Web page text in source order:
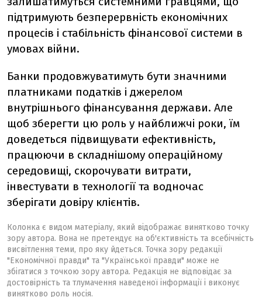
підтримують безперервність економічних
процесів і стабільність фінансової системи в
умовах війни.
Банки продовжуватимуть бути значними
платниками податків і джерелом
внутрішнього фінансування держави. Але
щоб зберегти цю роль у найближчі роки, їм
доведеться підвищувати ефективність,
працюючи в складнішому операційному
середовищі, скорочувати витрати,
інвестувати в технології та водночас
зберігати довіру клієнтів.
Колонка є видом матеріалу, який відображає винятково точку
зору автора. Вона не претендує на об'єктивність та всебічність
висвітлення теми, про яку йдеться. Точка зору редакції
"Економічної правди" та "Української правди" може не
збігатися з точкою зору автора. Редакція не відповідає за
достовірність та тлумачення наведеної інформації і виконує
винятково роль носія.